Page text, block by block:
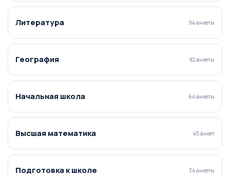
Литература 94 анкеты
География 92 анкеты
Начальная школа 64 анкеты
Высшая математика 45 анкет
Подготовка к школе 34 анкеты